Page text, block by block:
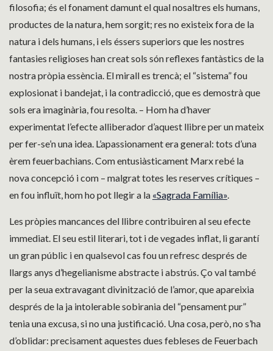
filosofia; és el fonament damunt el qual nosaltres els humans,
productes de la natura, hem sorgit; res no existeix fora de la
natura i dels humans, i els éssers superiors que les nostres
fantasies religioses han creat sols són reflexes fantàstics de la
nostra pròpia essència. El mirall es trencà; el “sistema” fou
explosionat i bandejat, i la contradicció, que es demostrà que
sols era imaginària, fou resolta. – Hom ha d’haver
experimentat l’efecte alliberador d’aquest llibre per un mateix
per fer-se’n una idea. L’apassionament era general: tots d’una
èrem feuerbachians. Com entusiàsticament Marx rebé la
nova concepció i com – malgrat totes les reserves crítiques –
en fou influït, hom ho pot llegir a la «Sagrada Família».
Les pròpies mancances del llibre contribuiren al seu efecte
immediat. El seu estil literari, tot i de vegades inflat, li garantí
un gran públic i en qualsevol cas fou un refresc després de
llargs anys d’hegelianisme abstracte i abstrús. Ço val també
per la seua extravagant divinització de l’amor, que apareixia
després de la ja intolerable sobirania del “pensament pur”
tenia una excusa, si no una justificació. Una cosa, però, no s’ha
d’oblidar: precisament aquestes dues febleses de Feuerbach